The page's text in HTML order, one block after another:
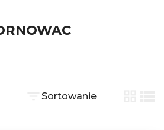
Sortowanie